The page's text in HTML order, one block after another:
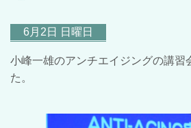
6月2日 日曜日
小峰一雄のアンチエイジングの講習
た。